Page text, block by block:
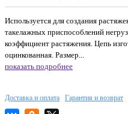
Используется для создания
такелажных приспособлений
коэффициент растяжения. Цепь
оцинкованная. Размер...
показать подробнее
Доставка и оплата Гарантия и возврат